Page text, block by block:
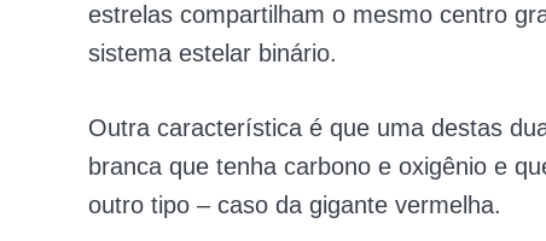
estrelas compartilham o mesmo centro
sistema estelar binário.
Outra característica é que uma destas
branca que tenha carbono e oxigênio e
outro tipo – caso da gigante vermelha.